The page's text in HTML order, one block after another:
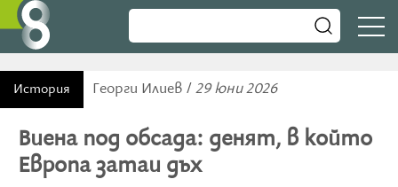
История Георги Илиев / 29 юни 2026
Виена под обсада: денят, в който
Европа затаи дъх